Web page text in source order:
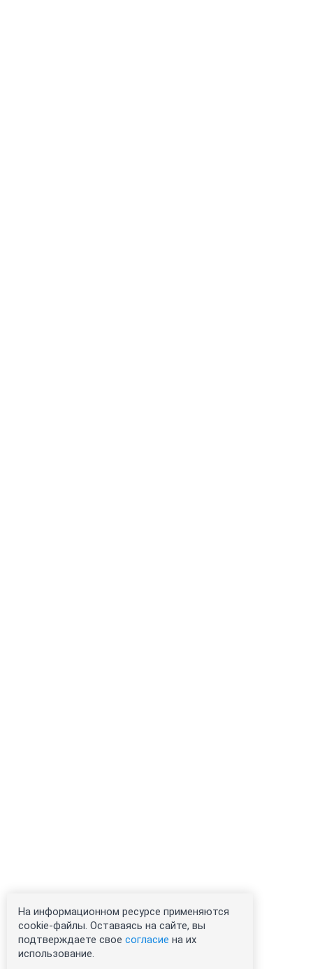
На информационном ресурсе применяются
cookie-файлы. Оставаясь на сайте, вы
подтверждаете свое согласие на их
использование.